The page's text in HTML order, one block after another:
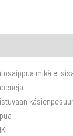
mikä ei